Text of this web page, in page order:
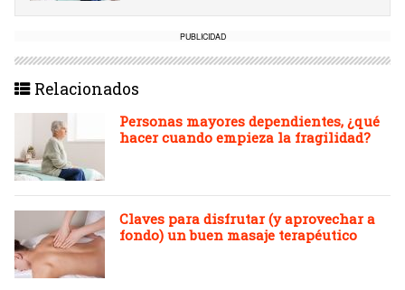
PUBLICIDAD
Relacionados
Personas mayores dependientes, ¿qué
hacer cuando empieza la fragilidad?
Claves para disfrutar (y aprovechar a
fondo) un buen masaje terapéutico